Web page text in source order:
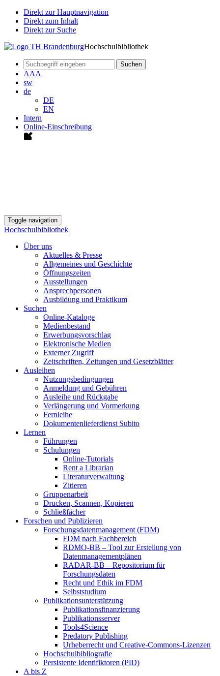
Direkt zur Hauptnavigation
Direkt zum Inhalt
Direkt zur Suche
Suchen
AAA
sw
de
DE
EN
Intern
Online-Einschreibung
Hochschulbibliothek
Toggle navigation
Hochschulbibliothek
Über uns
Aktuelles & Presse
Allgemeines und Geschichte
Öffnungszeiten
Ausstellungen
Ansprechpersonen
Ausbildung und Praktikum
Suchen
Online-Kataloge
Medienbestand
Erwerbungsvorschlag
Elektronische Medien
Externer Zugriff
Zeitschriften, Zeitungen und Gesetzblätter
Ausleihen
Nutzungsbedingungen
Anmeldung und Gebühren
Ausleihe und Rückgabe
Verlängerung und Vormerkung
Fernleihe
Dokumentenlieferdienst Subito
Lernen
Führungen
Schulungen
Online-Tutorials
Rent a Librarian
Literaturverwaltung
Zitieren
Gruppenarbeit
Drucken, Scannen, Kopieren
Schließfächer
Forschen und Publizieren
Forschungsdatenmanagement (FDM)
FDM nach Fachbereich
RDMO-BB – Tool zur Erstellung von
Datenmanagementplänen
RADAR-BB – Repositorium für
Forschungsdaten
Recht und Ethik im FDM
Selbststudium
Publikationsunterstützung
Publikationsfinanzierung
Publikationsserver
Tools4Science
Predatory Publishing
Urheberrecht und Creative-Commons-Lizenzen
Hochschulbibliografie
Persistente Identifiktoren (PID)
A bis Z